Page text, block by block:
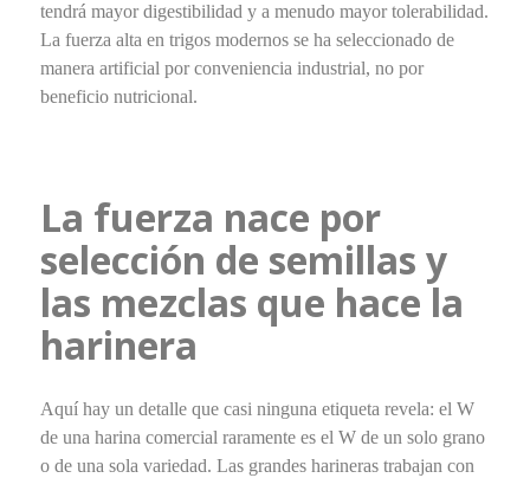
tendrá mayor digestibilidad y a menudo mayor tolerabilidad.
La fuerza alta en trigos modernos se ha seleccionado de
manera artificial por conveniencia industrial, no por
beneficio nutricional.
La fuerza nace por
selección de semillas y
las mezclas que hace la
harinera
Aquí hay un detalle que casi ninguna etiqueta revela: el W
de una harina comercial raramente es el W de un solo grano
o de una sola variedad. Las grandes harineras trabajan con